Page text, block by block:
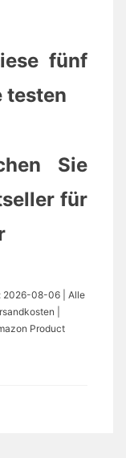
fünf
testen
Sie
für
2026-08-06 | Alle
|
Product